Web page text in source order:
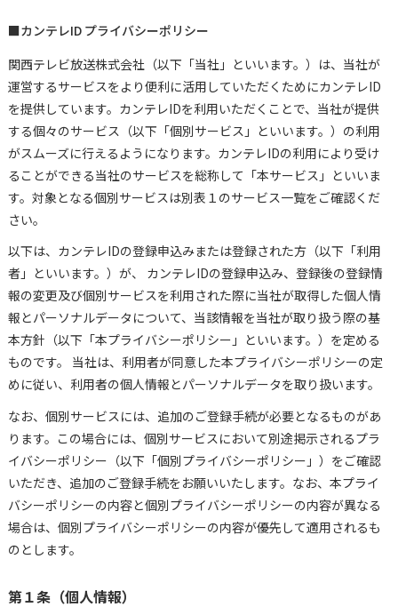
■カンテレID プライバシーポリシー
関西テレビ放送株式会社（以下「当社」といいます。）は、当社が
運営するサービスをより便利に活用していただくためにカンテレID
を提供しています。カンテレIDを利用いただくことで、当社が提供
する個々のサービス（以下「個別サービス」といいます。）の利用
がスムーズに行えるようになります。カンテレIDの利用により受け
ることができる当社のサービスを総称して「本サービス」といいま
す。対象となる個別サービスは別表１のサービス一覧をご確認くだ
さい。
以下は、カンテレIDの登録申込みまたは登録された方（以下「利用
者」といいます。）が、 カンテレIDの登録申込み、登録後の登録情
報の変更及び個別サービスを利用された際に当社が取得した個人情
報とパーソナルデータについて、当該情報を当社が取り扱う際の基
本方針（以下「本プライバシーポリシー」といいます。）を定める
ものです。 当社は、利用者が同意した本プライバシーポリシーの定
めに従い、利用者の個人情報とパーソナルデータを取り扱います。
なお、個別サービスには、追加のご登録手続が必要となるものがあ
ります。この場合には、個別サービスにおいて別途掲示されるプラ
イバシーポリシー（以下「個別プライバシーポリシー」）をご確認
いただき、追加のご登録手続をお願いいたします。なお、本プライ
バシーポリシーの内容と個別プライバシーポリシーの内容が異なる
場合は、個別プライバシーポリシーの内容が優先して適用されるも
のとします。
第１条（個人情報）